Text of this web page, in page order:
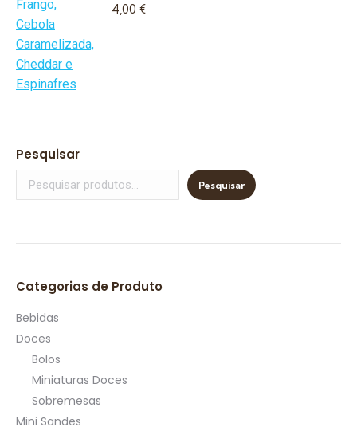
4,00 €
Pesquisar
Pesquisar
Categorias de Produto
Bebidas
Doces
Bolos
Miniaturas Doces
Sobremesas
Mini Sandes